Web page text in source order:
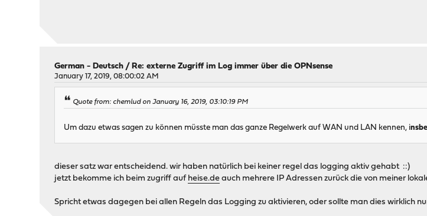
German - Deutsch /Re: externe Zugriff im Log immer über die OPNsense
January 17, 2019, 08:00:02 AM
Quote from: chemlud on January 16, 2019, 03:10:19 PM
Um dazu etwas sagen zu können müsste man das ganze Regelwerk auf WAN und LAN kennen, i
dieser satz war entscheidend. wir haben natürlich bei keiner regel das logging aktiv gehabt ::)
jetzt bekomme ich beim zugriff auf heise.de auch mehrere IP Adressen zurück die von meiner
Spricht etwas dagegen bei allen Regeln das Logging zu aktivieren, oder sollte man dies wirklich